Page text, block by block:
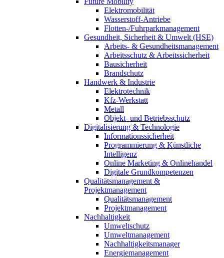
Elektromobilität
Wasserstoff-Antriebe
Flotten-/Fuhrparkmanagement
Gesundheit, Sicherheit & Umwelt (HSE)
Arbeits- & Gesundheitsmanagement
Arbeitsschutz & Arbeitssicherheit
Bausicherheit
Brandschutz
Handwerk & Industrie
Elektrotechnik
Kfz-Werkstatt
Metall
Objekt- und Betriebsschutz
Digitalisierung & Technologie
Informationssicherheit
Programmierung & Künstliche
Intelligenz
Online Marketing & Onlinehandel
Digitale Grundkompetenzen
Qualitätsmanagement &
Projektmanagement
Qualitätsmanagement
Projektmanagement
Nachhaltigkeit
Umweltschutz
Umweltmanagement
Nachhaltigkeitsmanager
Energiemanagement